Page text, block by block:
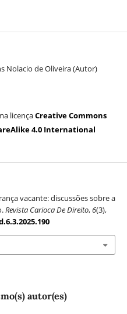
Nolacio de Oliveira (Autor)
licençaCreative Commons
4.0 International
vacante: discussões sobre a
Revista Carioca De Direito,6(3),
autor(es)